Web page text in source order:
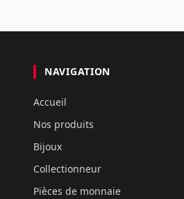
NAVIGATION
Accueil
Nos produits
Bijoux
Collectionneur
Pièces de monnaie